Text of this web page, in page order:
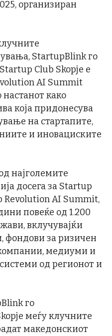
организиран
StartupBlink го
Club Skopje е
AI Summit
настанот како
која придонесува
на стартапите,
и иновациските
најголемите
досега за Startup
Revolution AI Summit,
повеќе од 1.200
вклучувајќи
фондови за ризичен
медиуми и
од регионот и
го
меѓу клучните
македонскиот